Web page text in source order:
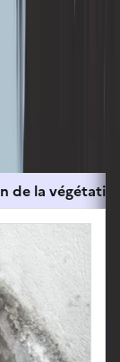
de la